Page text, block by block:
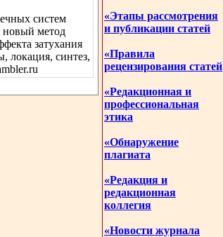
систем
новый метод
затухания
локация, синтез,
«Этапы рассмотрения
и публикации статей
«Правила
рецензирования статей
«Редакционная и
профессиональная
этика
«Обнаружение
плагиата
«Редакция и
редакционная
коллегия
«Новости журнала